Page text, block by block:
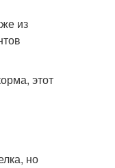
из
этот
но